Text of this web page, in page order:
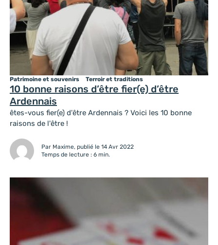
10 bonne raisons d’être fier(e) d’être
Ardennais
Patrimoine et souvenirs Terroir et traditions
êtes-vous fier(e) d'être Ardennais ? Voici les 10 bonne
raisons de l'être !
Par Maxime, publié le 14 Avr 2022
Temps de lecture : 6 min.